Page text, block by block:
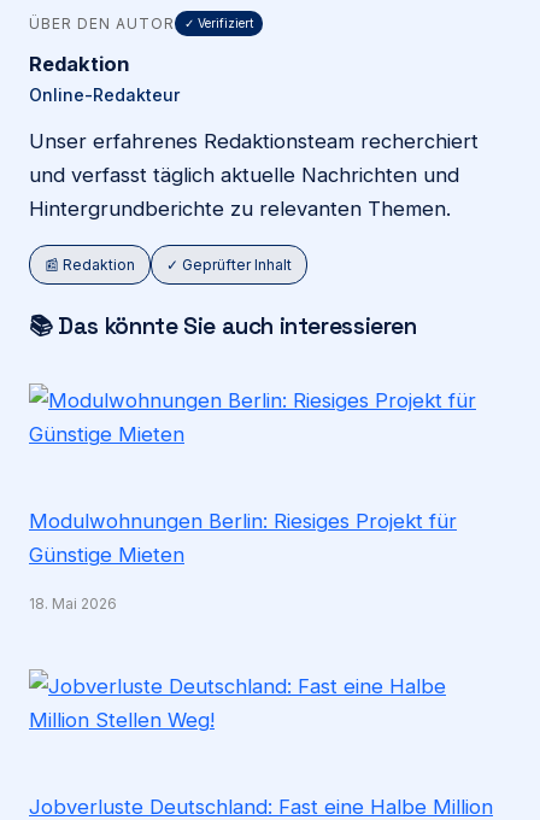
ÜBER DEN AUTOR ✓ Verifiziert
Redaktion
Online-Redakteur
Unser erfahrenes Redaktionsteam recherchiert
und verfasst täglich aktuelle Nachrichten und
Hintergrundberichte zu relevanten Themen.
📰 Redaktion ✓ Geprüfter Inhalt
📚 Das könnte Sie auch interessieren
Modulwohnungen Berlin: Riesiges Projekt für
Günstige Mieten
18. Mai 2026
Jobverluste Deutschland: Fast eine Halbe Million